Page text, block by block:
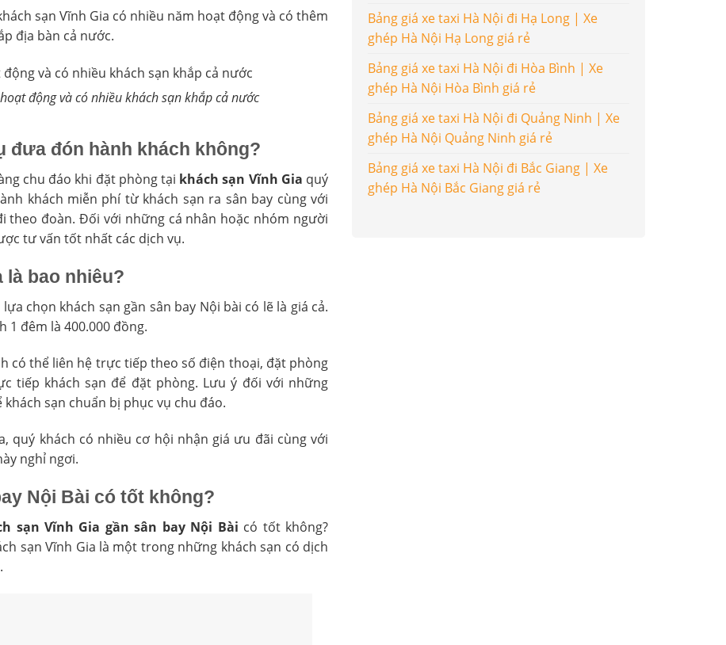
sạn Vĩnh Gia có nhiều năm hoạt động và có thêm
địa bàn cả nước.
động và có nhiều khách sạn khắp cả nước
đưa đón hành khách không?
chu đáo khi đặt phòng tại khách sạn Vĩnh Gia quý
khách miễn phí từ khách sạn ra sân bay cùng với
theo đoàn. Đối với những cá nhân hoặc nhóm người
tư vấn tốt nhất các dịch vụ.
là bao nhiêu?
chọn khách sạn gần sân bay Nội bài có lẽ là giá cả.
1 đêm là 400.000 đồng.
có thể liên hệ trực tiếp theo số điện thoại, đặt phòng
tiếp khách sạn để đặt phòng. Lưu ý đối với những
sạn chuẩn bị phục vụ chu đáo.
quý khách có nhiều cơ hội nhận giá ưu đãi cùng với
nghỉ ngơi.
Nội Bài có tốt không?
sạn Vĩnh Gia gần sân bay Nội Bài có tốt không?
sạn Vĩnh Gia là một trong những khách sạn có dịch
Bảng giá xe taxi Hà Nội đi Hạ Long | Xe
ghép Hà Nội Hạ Long giá rẻ
Bảng giá xe taxi Hà Nội đi Hòa Bình | Xe
ghép Hà Nội Hòa Bình giá rẻ
Bảng giá xe taxi Hà Nội đi Quảng Ninh | Xe
ghép Hà Nội Quảng Ninh giá rẻ
Bảng giá xe taxi Hà Nội đi Bắc Giang | Xe
ghép Hà Nội Bắc Giang giá rẻ